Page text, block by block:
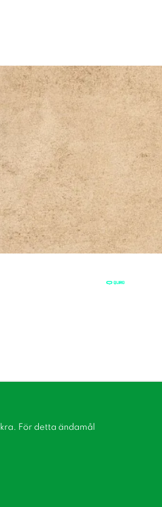
För detta ändamål